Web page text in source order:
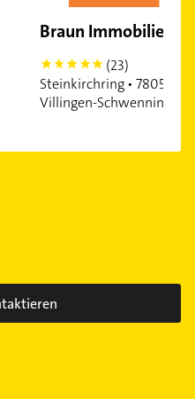
Braun Immobilien
5
(23)
Steinkirchring • 78056
Villingen-Schwenningen